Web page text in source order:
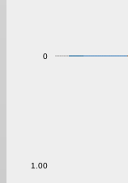
0
1.00